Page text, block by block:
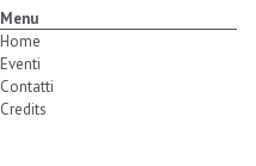
Menu
Home
Eventi
Contatti
Credits